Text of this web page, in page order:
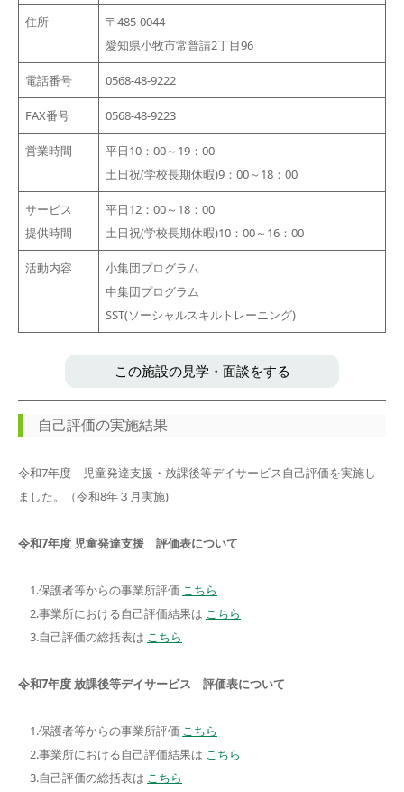
住所
〒485-0044
愛知県小牧市常普請2丁目96
電話番号 0568-48-9222
FAX番号 0568-48-9223
営業時間
平日10：00～19：00
土日祝(学校長期休暇)9：00～18：00
サービス
提供時間
平日12：00～18：00
土日祝(学校長期休暇)10：00～16：00
活動内容
小集団プログラム
中集団プログラム
SST(ソーシャルスキルトレーニング)
この施設の見学・面談をする
自己評価の実施結果
令和7年度 児童発達支援・放課後等デイサービス自己評価を実施し
ました。（令和8年３月実施)
令和7年度 児童発達支援 評価表について
1.保護者等からの事業所評価 こちら
2.事業所における自己評価結果は こちら
3.自己評価の総括表は こちら
令和7年度 放課後等デイサービス 評価表について
1.保護者等からの事業所評価 こちら
2.事業所における自己評価結果は こちら
3.自己評価の総括表は こちら